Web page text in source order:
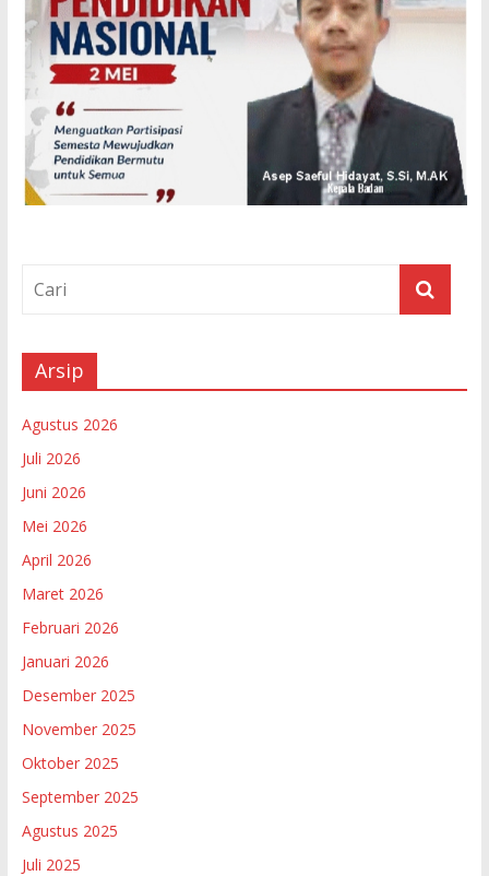
Arsip
Agustus 2026
Juli 2026
Juni 2026
Mei 2026
April 2026
Maret 2026
Februari 2026
Januari 2026
Desember 2025
November 2025
Oktober 2025
September 2025
Agustus 2025
Juli 2025